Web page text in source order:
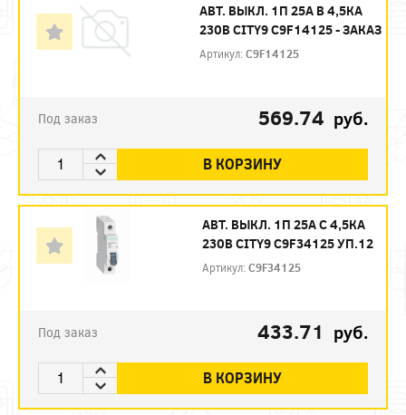
АВТ. ВЫКЛ. 1П 25А B 4,5КА
230В CITY9 C9F14125 - ЗАКАЗ
Артикул:C9F14125
Под заказ 569.74 руб.
В КОРЗИНУ
АВТ. ВЫКЛ. 1П 25А С 4,5КА
230В CITY9 C9F34125 УП.12
Артикул:C9F34125
Под заказ 433.71 руб.
В КОРЗИНУ